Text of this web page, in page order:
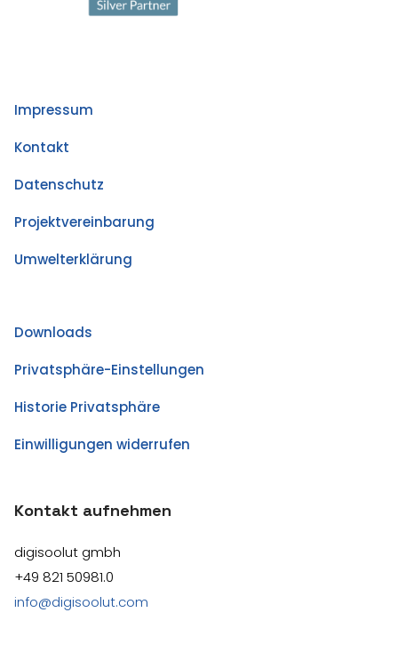
Impressum
Kontakt
Datenschutz
Projektvereinbarung
Umwelterklärung
Downloads
Privatsphäre-Einstellungen
Historie Privatsphäre
Einwilligungen widerrufen
Kontakt aufnehmen
digisoolut gmbh
+49 821 50981.0
info@digisoolut.com